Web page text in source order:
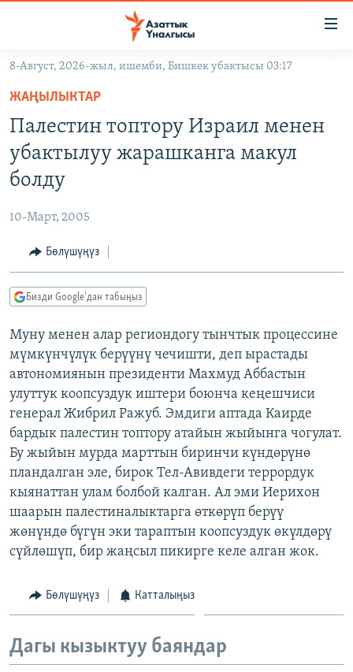
Навигацияга
өтүңүз
Издөөгө
салыңызКЫРГЫЗСТАН
МАДАНИЯТ
ДҮЙНӨ
УКРАИНА
ТВ ПРОГРАММАЛАР
БҮГҮН АЗАТТЫКТА
ДАНИСТЕ
АЗАТТЫК+
ЫҢГАЙСЫЗ СУРООЛОР
ПОДКАСТ
ОНЛАЙН ШЕРИНЕ
ЭЕ/АРнун бардык сайттары
8-Август, 2026-жыл, ишемби, Бишкек убактысы 03:17
ЖАҢЫЛЫКТАР
Палестин топтору Израил менен
убактылуу жарашканга макул
болду
10-Март, 2005
Бөлүшүңүз
Бизди Google'дан табыңыз
Муну менен алар региондогу тынчтык процессине
мүмкүнчүлүк берүүнү чечишти, деп ырастады
автономиянын президенти Махмуд Аббастын
улуттук коопсуздук иштери боюнча кеңешчиси
генерал Жибрил Ражуб. Эмдиги аптада Каирде
бардык палестин топтору атайын жыйынга чогулат.
Бу жыйын мурда марттын биринчи күндөрүнө
пландалган эле, бирок Тел-Авивдеги террордук
кыянаттан улам болбой калган. Ал эми Иерихон
шаарын палестиналыктарга өткөрүп берүү
жөнүндө бүгүн эки тараптын коопсуздук өкүлдөрү
сүйлөшүп, бир жаңсыл пикирге келе алган жок.
Бөлүшүңүз Катталыңыз
Дагы кызыктуу баяндар